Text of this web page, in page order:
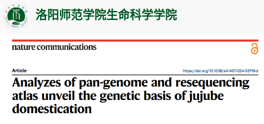
洛阳师范学院生命科学学院